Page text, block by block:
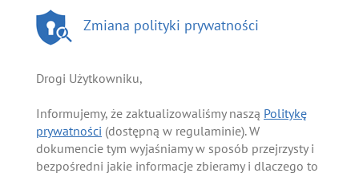
Zmiana polityki prywatności
Drogi Użytkowniku,
Informujemy, że zaktualizowaliśmy naszą Politykę
prywatności (dostępną w regulaminie). W
dokumencie tym wyjaśniamy w sposób przejrzysty i
bezpośredni jakie informacje zbieramy i dlaczego to